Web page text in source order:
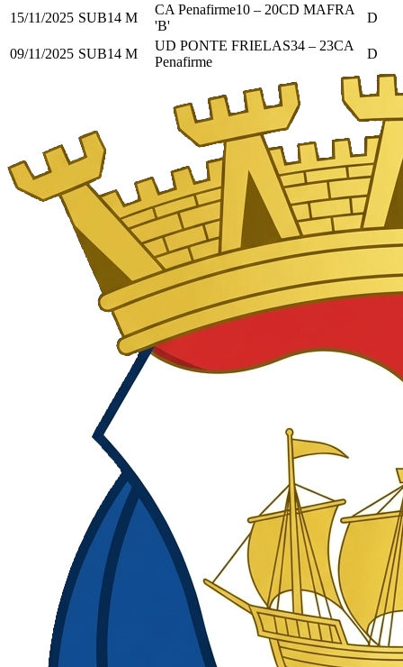
15/11/2025 SUB14 M
CA Penafirme10 – 20CD MAFRA
'B'
D
09/11/2025 SUB14 M
UD PONTE FRIELAS34 – 23CA
Penafirme
D